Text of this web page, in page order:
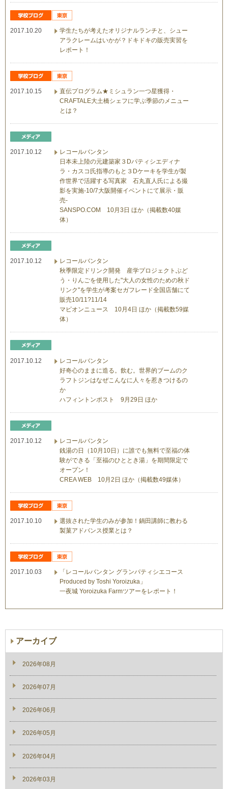
2017.10.20
学生たちが考えたオリジナルランチと、シュー
アラクレームはいかが？ドキドキの販売実習を
レポート！
2017.10.15
直伝プログラム★ミシュラン一つ星獲得・
CRAFTALE大土橋シェフに学ぶ季節のメニュー
とは？
2017.10.12
レコールバンタン
日本未上陸の元建築家３Dパティシエディナ
ラ・カスコ氏指導のもと３Dケーキを学生が製
作世界で活躍する写真家 石丸直人氏による撮
影を実施-10/7大阪開催イベントにて展示・販
売-
SANSPO.COM 10月3日 ほか（掲載数40媒
体）
2017.10.12
レコールバンタン
秋季限定ドリンク開発 産学プロジェクトぶど
う・りんごを使用した"大人の女性のための秋ド
リンク"を学生が考案セガフレード全国店舗にて
販売10/11?11/14
マピオンニュース 10月4日 ほか（掲載数59媒
体）
2017.10.12
レコールバンタン
好奇心のままに造る。飲む。世界的ブームのク
ラフトジンはなぜこんなに人々を惹きつけるの
か
ハフィントンポスト 9月29日 ほか
2017.10.12
レコールバンタン
銭湯の日（10月10日）に誰でも無料で至福の体
験ができる「至福のひととき湯」を期間限定で
オープン！
CREA WEB 10月2日 ほか（掲載数49媒体）
2017.10.10
選抜された学生のみが参加！鍋田講師に教わる
製菓アドバンス授業とは？
2017.10.03
「レコールバンタン グランパティシエコース
Produced by Toshi Yoroizuka」
一夜城 Yoroizuka Farmツアーをレポート！
アーカイブ
2026年08月
2026年07月
2026年06月
2026年05月
2026年04月
2026年03月